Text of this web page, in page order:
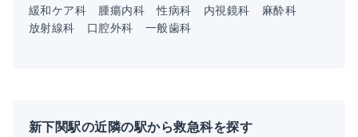
緩和ケア科
腫瘍内科 性病科 内視鏡科
麻酔科
放射線科
口腔外科 一般歯科
新下関駅の近隣の駅から救急科を探す